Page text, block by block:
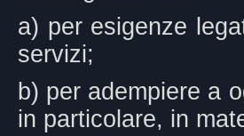
a) per esigenze
servizi;
b) per adempiere a
in particolare, in